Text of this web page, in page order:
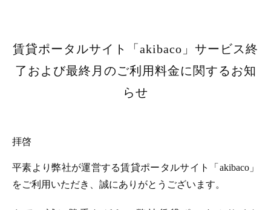
賃貸ポータルサイト「akibaco」サービス終
了および最終月のご利用料金に関するお知
らせ
拝啓
平素より弊社が運営する賃貸ポータルサイト「akibaco」
をご利用いただき、誠にありがとうございます。